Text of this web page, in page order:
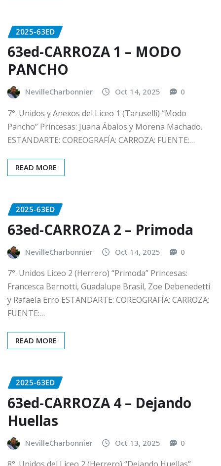
2025-63ED
63ed-CARROZA 1 – MODO
PANCHO
NevilleCharbonnier Oct 14, 2025 0
7°. Unidos y Anexos del Liceo 1 (Taruselli) “Modo
Pancho” Princesas: Juana Ábalos y Morena Machado.
ESTANDARTE: COREOGRAFÍA: CARROZA: FUENTE:…
READ MORE
2025-63ED
63ed-CARROZA 2 – Primoda
NevilleCharbonnier Oct 14, 2025 0
7°. Unidos Liceo 2 (Herrero) “Primoda” Princesas:
Francesca Bernotti, Guadalupe Brasil, Zoe Debenedetti
y Rafaela Erro ESTANDARTE: COREOGRAFÍA: CARROZA:
FUENTE:…
READ MORE
2025-63ED
63ed-CARROZA 4 – Dejando
Huellas
NevilleCharbonnier Oct 13, 2025 0